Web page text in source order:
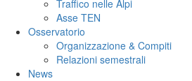
Traffico nelle Alpi
Asse TEN
Osservatorio
Organizzazione & Compiti
Relazioni semestrali
News